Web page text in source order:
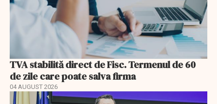
TVA stabilită direct de Fisc. Termenul de 60
de zile care poate salva firma
04 AUGUST 2026